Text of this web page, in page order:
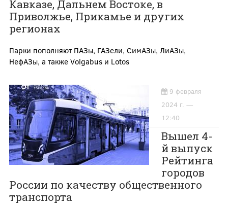
Кавказе, Дальнем Востоке, в
Приволжье, Прикамье и других
регионах
Парки пополняют ПАЗы, ГАЗели, СимАЗы, ЛиАЗы,
НефАЗы, а также Volgabus и Lotos
9 февраля
2024 г. —
12:40
Вышел 4-
й выпуск
Рейтинга
городов
России по качеству общественного
транспорта